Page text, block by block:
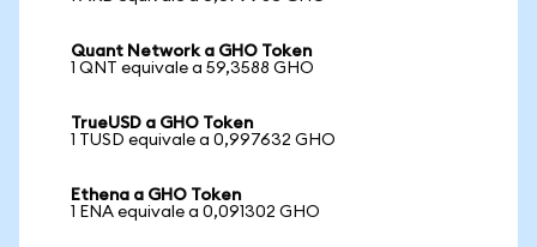
Quant Network a GHO Token
1 QNT equivale a 59,3588 GHO
TrueUSD a GHO Token
1 TUSD equivale a 0,997632 GHO
Ethena a GHO Token
1 ENA equivale a 0,091302 GHO